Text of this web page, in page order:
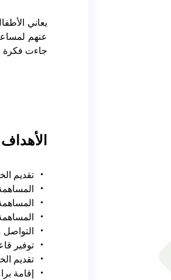
يعاني
عنهم
جاءت فكرة
الأهداف
تقديم
توفير
تقديم
إقامة